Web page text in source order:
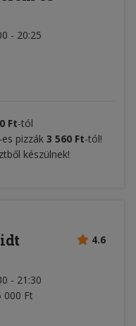
- 20:25
Ft-tól
pizzák 3 560 Ft-tól!
készülnek!
4.6
- 21:30
000 Ft